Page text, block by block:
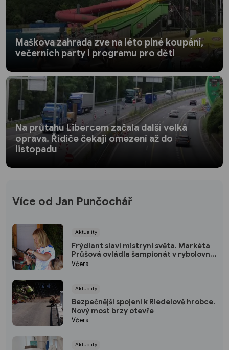
Maškova zahrada zve na léto plné koupání,
večerních party i programu pro děti
Na průtahu Libercem začala další velká
oprava. Řidiče čekají omezení až do
listopadu
Více od Jan Punčochář
Aktuality
Frýdlant slaví mistryni světa. Markéta
Průšová ovládla šampionát v rybolovné
technice
Včera
Aktuality
Bezpečnější spojení k Riedelově hrobce.
Nový most brzy otevře
Včera
Aktuality